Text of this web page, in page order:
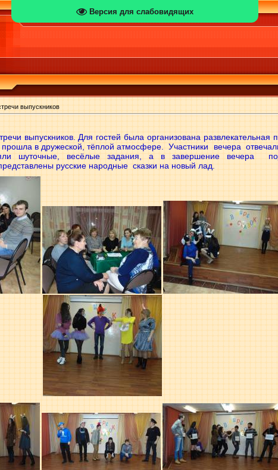
Версия для слабовидящих
выпускников
выпускников. Для гостей была организована развлекательная
в дружеской, тёплой атмосфере. Участники вечера
шуточные, весёлые задания, а в завершение вечера
русские народные сказки на новый лад.